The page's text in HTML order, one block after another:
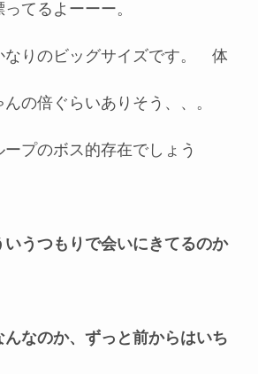
てるよーーー。
なりのビッグサイズです。 体
の倍ぐらいありそう、、。
プのボス的存在でしょう
いうつもりで会いにきてるのか
なのか、ずっと前からはいち